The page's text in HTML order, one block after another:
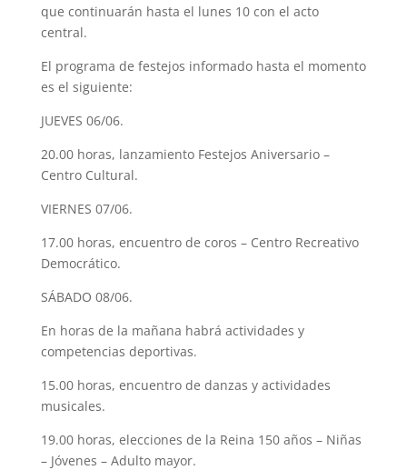
que continuarán hasta el lunes 10 con el acto
central.
El programa de festejos informado hasta el momento
es el siguiente:
JUEVES 06/06.
20.00 horas, lanzamiento Festejos Aniversario –
Centro Cultural.
VIERNES 07/06.
17.00 horas, encuentro de coros – Centro Recreativo
Democrático.
SÁBADO 08/06.
En horas de la mañana habrá actividades y
competencias deportivas.
15.00 horas, encuentro de danzas y actividades
musicales.
19.00 horas, elecciones de la Reina 150 años – Niñas
– Jóvenes – Adulto mayor.